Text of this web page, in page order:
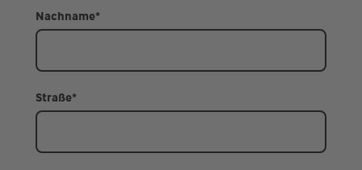
Nachname*
Straße*